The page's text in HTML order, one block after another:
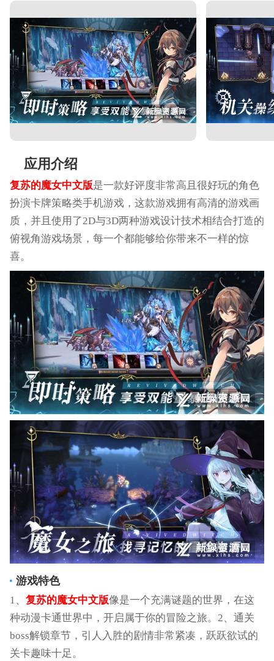
应用介绍
复苏的魔女中文版是一款好评度非常高且很好玩的角色
扮演卡牌策略类手机游戏，这款游戏拥有高清的游戏画
质，并且使用了2D与3D两种游戏设计技术相结合打造的
俯视角游戏场景，每一个都能够给你带来不一样的惊
喜。
游戏特色
1、 复苏的魔女中文版像是一个充满谜题的世界，在这
种动漫卡通世界中，开启属于你的冒险之旅。2、通关
boss解锁章节，引人入胜的剧情非常紧凑，跃跃欲试的
关卡趣味十足。